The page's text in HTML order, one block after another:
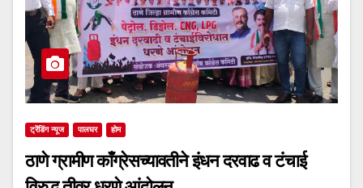
ट्रेंडिंग न्यूज पालघर होम
ठाणे ग्रामीण काँग्रेसच्यावतीने इंधन दरवाढ व टंचाई